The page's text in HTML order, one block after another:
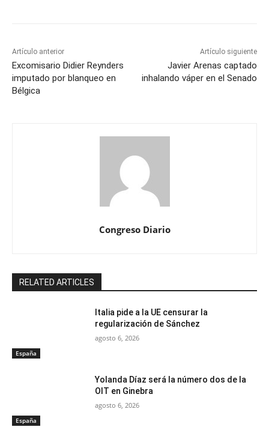
Artículo anterior
Excomisario Didier Reynders
imputado por blanqueo en
Bélgica
Artículo siguiente
Javier Arenas captado
inhalando váper en el Senado
Congreso Diario
RELATED ARTICLES
España
Italia pide a la UE censurar la
regularización de Sánchez
agosto 6, 2026
España
Yolanda Díaz será la número dos de la
OIT en Ginebra
agosto 6, 2026